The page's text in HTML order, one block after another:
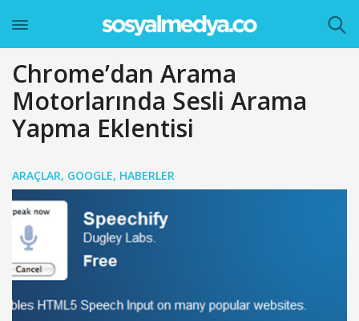
Chrome’dan Arama
Motorlarında Sesli Arama
Yapma Eklentisi
ARAÇLAR, GOOGLE, HABERLER